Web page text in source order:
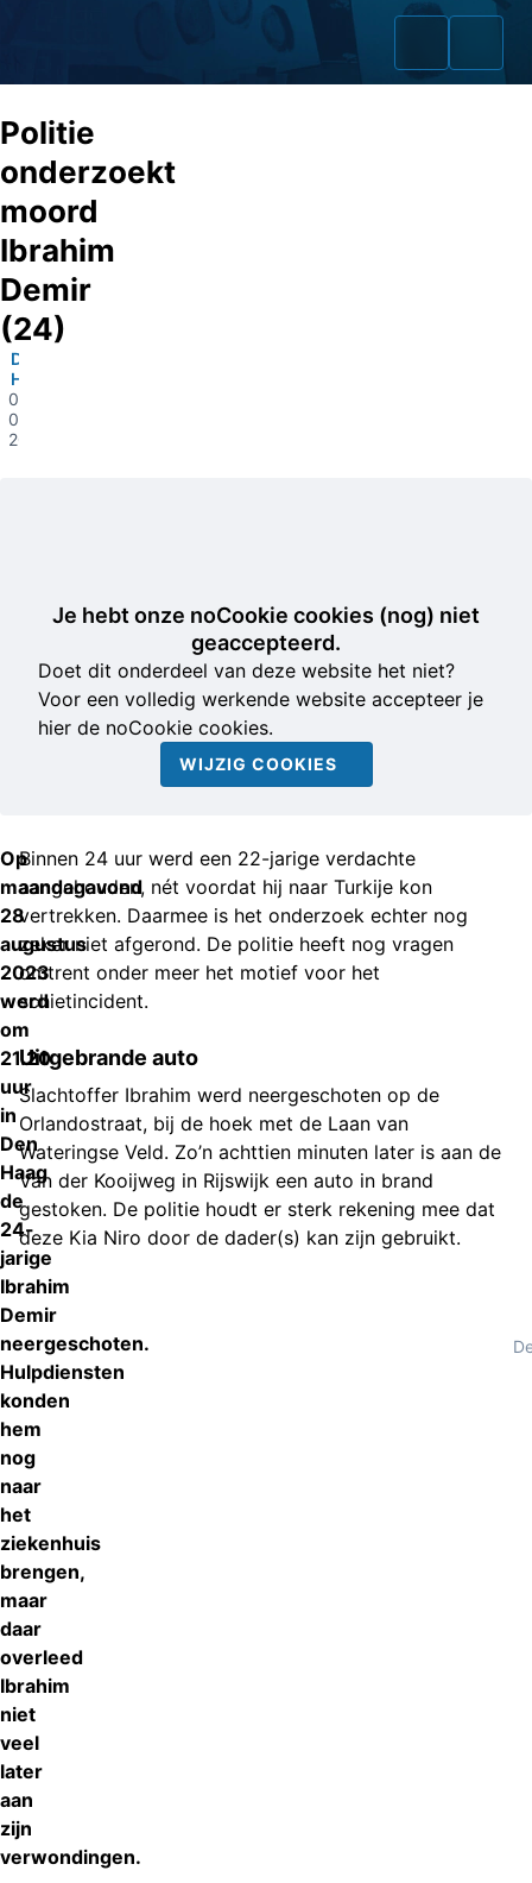
Home
Politie
onderzoekt
moord
Ibrahim
Demir
(24)
Den
Haag
05-
09-
2023
Je hebt onze noCookie cookies (nog) niet
geaccepteerd.
Doet dit onderdeel van deze website het niet?
Voor een volledig werkende website accepteer je
hier de noCookie cookies.
WIJZIG COOKIES
Op
maandagavond
28
augustus
2023
werd
om
21.20
uur
in
Den
Haag
de
24-
jarige
Ibrahim
Demir
neergeschoten.
Hulpdiensten
konden
hem
nog
naar
het
ziekenhuis
brengen,
maar
daar
overleed
Ibrahim
niet
veel
later
aan
zijn
verwondingen.
Binnen 24 uur werd een 22-jarige verdachte
aangehouden, nét voordat hij naar Turkije kon
vertrekken. Daarmee is het onderzoek echter nog
zeker niet afgerond. De politie heeft nog vragen
omtrent onder meer het motief voor het
schietincident.
Uitgebrande auto
Slachtoffer Ibrahim werd neergeschoten op de
Orlandostraat, bij de hoek met de Laan van
Wateringse Veld. Zo’n achttien minuten later is aan de
Van der Kooijweg in Rijswijk een auto in brand
gestoken. De politie houdt er sterk rekening mee dat
deze Kia Niro door de dader(s) kan zijn gebruikt.